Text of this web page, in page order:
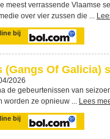
meest verrassende Vlaamse
over vier zussen die ...
bij
(Gangs Of Galicia)
2026
de gebeurtenissen van
worden ze opnieuw ... Lees
bij